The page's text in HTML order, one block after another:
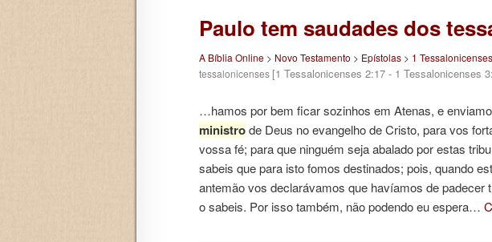
Paulo tem saudades dos
A Bíblia Online > Novo Testamento > Epístolas > 1 Tessalonicenses
tessalonicenses [1 Tessalonicenses 2:17 - 1 Tessalonicenses
…hamos por bem ficar sozinhos em Atenas, e
ministrode Deus no evangelho de Cristo, para vos
vossa fé; para que ninguém seja abalado por estas
sabeis que para isto fomos destinados; pois, quando
antemão vos declarávamos que havíamos de padecer
o sabeis. Por isso também, não podendo eu espera…